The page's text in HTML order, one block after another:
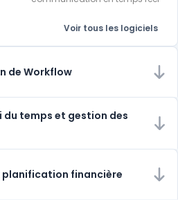
Voir tous les logiciels
de Workflow
du temps et gestion des
planification financière